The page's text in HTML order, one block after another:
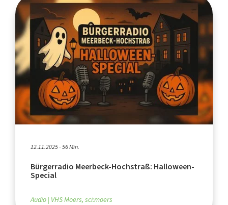
12.11.2025 - 56 Min.
Bürgerradio Meerbeck-Hochstraß: Halloween-
Special
Audio VHS Moers, sci:moers